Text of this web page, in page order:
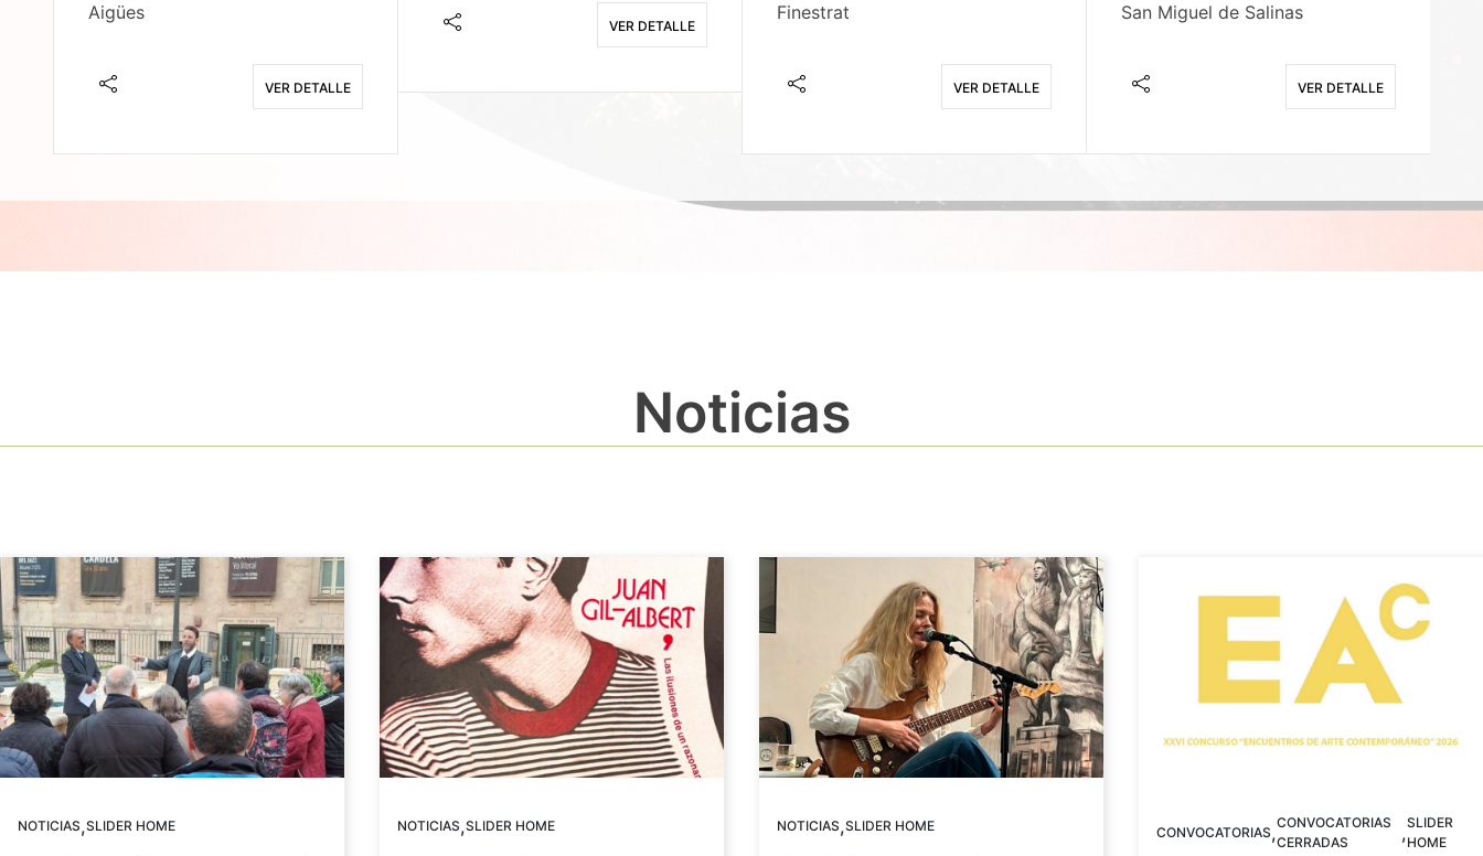
Aigües
VER DETALLE
VER DETALLE
Finestrat
VER DETALLE
San Miguel de Salinas
VER DETALLE
Noticias
NOTICIAS,SLIDER HOME NOTICIAS,SLIDER HOME NOTICIAS,SLIDER HOME CONVOCATORIAS,CONVOCATORIAS
CERRADAS
,SLIDER
HOME